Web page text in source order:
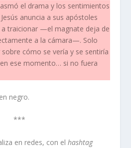
el drama y los sentimientos
anuncia a sus apóstoles
a traicionar —el magnate deja de
a la cámara—. Solo
cómo se vería y se sentiría
ese momento… si no fuera
negro.
***
en redes, con elhashtag